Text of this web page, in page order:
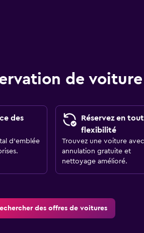
de
des
d’emblée
Réservez en
flexibilité
Trouvez une voiture avec
annulation gratuite et
nettoyage amélioré.
des offres de voitures